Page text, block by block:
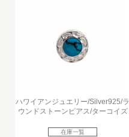
ハワイアンジュエリー/Silver925/ラ
ウンドストーンピアス/ターコイズ
在庫一覧